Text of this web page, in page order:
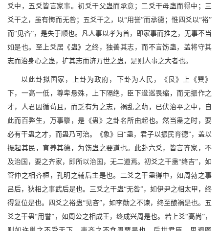
爻中，五爻皆言家事。初爻干父蛊而承意；二爻干母蛊而得中；三
爻干之，虽有悔而无咎；五爻干之，以“用誉”而承德；惟四爻以“裕”
而“见吝”，是失于顺也。凡人事以孝为首，即家事而推之，无事不当
如是也。至上爻居《蛊》之终，独善其志，而不言饬蛊，盖将守其
志而治身心之蛊，扩其志而济万世之蛊，是则人事之大者也。
以此卦拟国家，上卦为政府，下卦为人民，《艮》上《巽》
下，一高一低，尊卑悬殊，上下隔绝，臣下逡巡畏缩，而无振作之
才，人君因循苟且，而乏有为之志，祸乱之萌，已伏治平之中，自
此而百弊生，万事隳，是《蛊》之卦名所由起也。然当蛊之时，要
必有干蛊之才，而蛊乃可治。《象》曰“蛊，君子以振民育德”，盖以
振起其民，育养其德，为饬蛊之要道也。此卦六爻，皆言齐家，不
及治国，要之齐家，即所以治国，无二道焉。初爻之干蛊“终吉”，如
管仲之相齐桓，孔明之辅后主是也。二爻之干蛊得中，如周勃之事
吕后，狄相之事武后是也。三爻之干蛊“无咎”，如伊尹之相太甲，终
得复位是也。四爻之裕蛊“见吝”，如李勣之不谏，终至酿祸是也。五
爻之干蛊“用誉”，如周公之相成王，终成兴周是也。若上爻“高尚”，